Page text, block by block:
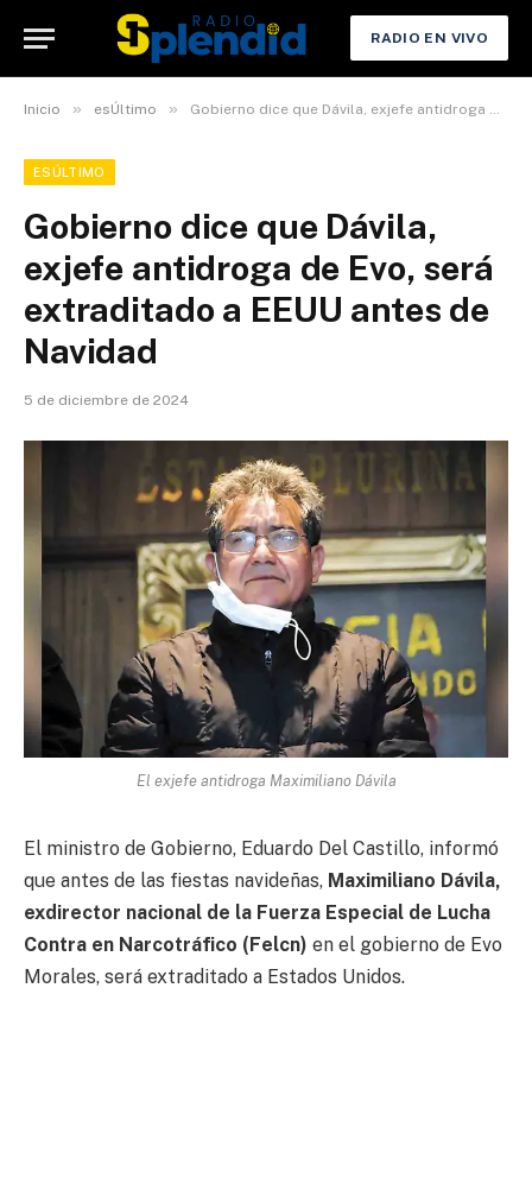
RADIO EN VIVO
Inicio » esÚltimo » Gobierno dice que Dávila, exjefe antidroga de Evo, será extraditado a EEUU antes de Navidad
ESÚLTIMO
Gobierno dice que Dávila,
exjefe antidroga de Evo, será
extraditado a EEUU antes de
Navidad
5 de diciembre de 2024
El exjefe antidroga Maximiliano Dávila
El ministro de Gobierno, Eduardo Del Castillo, informó
que antes de las fiestas navideñas, Maximiliano Dávila,
exdirector nacional de la Fuerza Especial de Lucha
Contra en Narcotráfico (Felcn) en el gobierno de Evo
Morales, será extraditado a Estados Unidos.